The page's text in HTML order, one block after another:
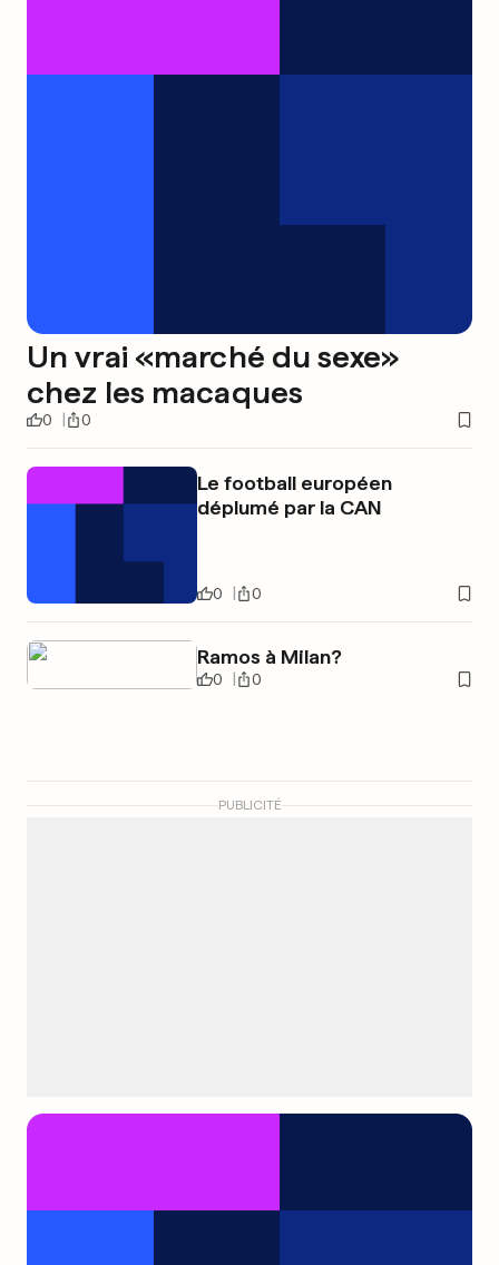
Un vrai «marché du sexe»
chez les macaques
0 0
Le football européen
déplumé par la CAN
0 0
Ramos à Milan?
0 0
PUBLICITÉ